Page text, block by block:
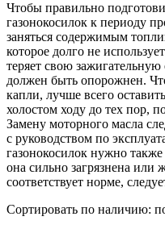
Чтобы правильно
газонокосилок к периоду
заняться содержимым
которое долго не
теряет свою
должен быть опорожнен.
капли, лучше всего
холостом ходу до тех пор,
Замену моторного масла
с руководством по
газонокосилок нужно
она сильно загрязнена или
соответствует норме,
Сортировать по наличию: